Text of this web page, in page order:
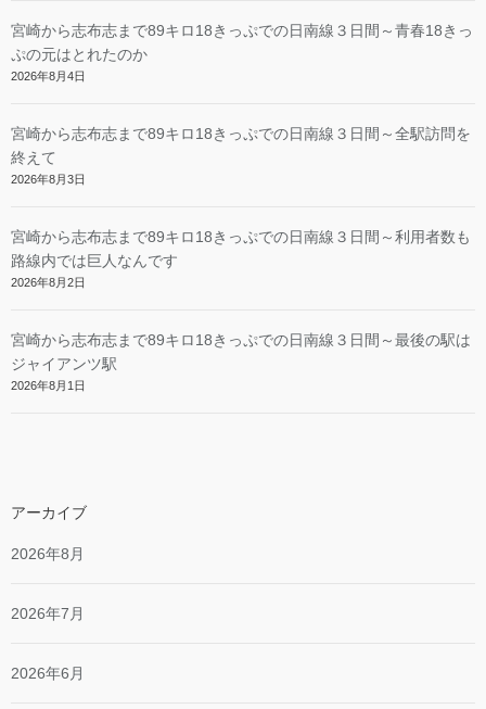
宮崎から志布志まで89キロ18きっぷでの日南線３日間～青春18きっ
ぷの元はとれたのか
2026年8月4日
宮崎から志布志まで89キロ18きっぷでの日南線３日間～全駅訪問を
終えて
2026年8月3日
宮崎から志布志まで89キロ18きっぷでの日南線３日間～利用者数も
路線内では巨人なんです
2026年8月2日
宮崎から志布志まで89キロ18きっぷでの日南線３日間～最後の駅は
ジャイアンツ駅
2026年8月1日
アーカイブ
2026年8月
2026年7月
2026年6月